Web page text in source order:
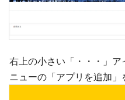
右上の小さい「・・・」
ニューの「アプリを追加」